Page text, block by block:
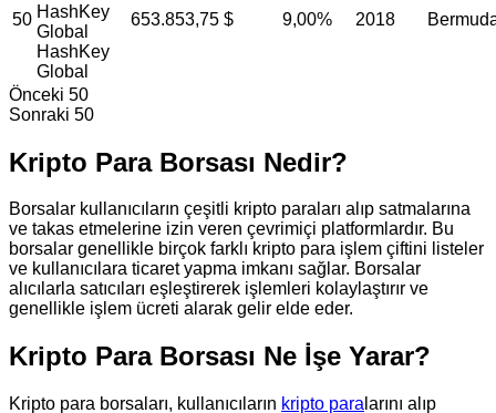
50 HashKey
Global
HashKey
Global
653.853,75 $ 9,00% 2018
Önceki 50
Sonraki 50
Kripto Para Borsası Nedir?
Borsalar kullanıcıların çeşitli kripto paraları alıp satmalarına
ve takas etmelerine izin veren çevrimiçi platformlardır. Bu
borsalar genellikle birçok farklı kripto para işlem çiftini listeler
ve kullanıcılara ticaret yapma imkanı sağlar. Borsalar
alıcılarla satıcıları eşleştirerek işlemleri kolaylaştırır ve
genellikle işlem ücreti alarak gelir elde eder.
Kripto Para Borsası Ne İşe Yarar?
Kripto para borsaları, kullanıcıların kripto para larını alıp